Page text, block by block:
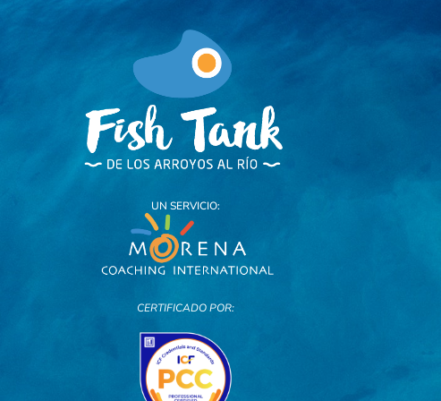
UN SERVICIO:
CERTIFICADO POR: